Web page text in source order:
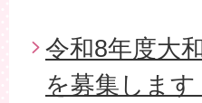
令和8年度大
を募集しま